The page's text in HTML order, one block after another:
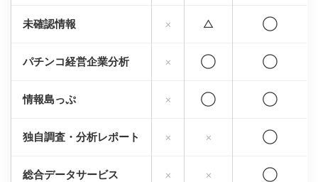
未確認情報 × △ ◯
パチンコ経営企業分析 × ◯ ◯
情報島っぷ × ◯ ◯
独自調査・分析レポート × × ◯
総合データサービス
× × ◯